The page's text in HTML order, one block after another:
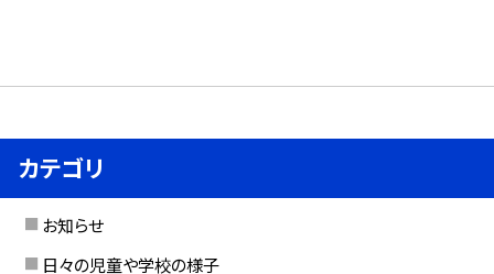
カテゴリ
お知らせ
日々の児童や学校の様子